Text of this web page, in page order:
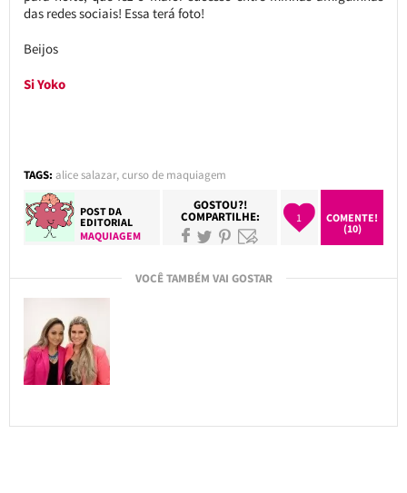
das redes sociais! Essa terá foto!
Beijos
Si Yoko
TAGS: alice salazar,curso de maquiagem
POST DA
EDITORIAL
MAQUIAGEM
GOSTOU?!
COMPARTILHE: 1
COMENTE!
(10)
VOCÊ TAMBÉM VAI GOSTAR